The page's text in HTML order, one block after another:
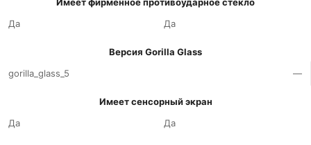
Да
Да
Версия Gorilla Glass
gorilla_glass_5
—
Имеет сенсорный экран
Да
Да